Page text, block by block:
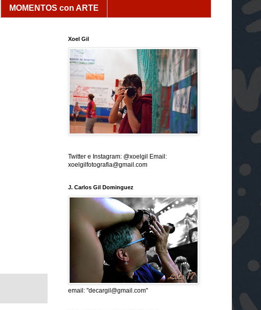
MOMENTOS con ARTE
Xoel Gil
Twitter e Instagram: @xoelgil Email:
xoelgilfotografia@gmail.com
J. Carlos Gil Dominguez
email: "decargil@gmail.com"